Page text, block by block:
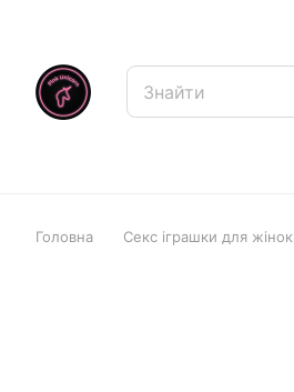
Головна Секс іграшки для жінок